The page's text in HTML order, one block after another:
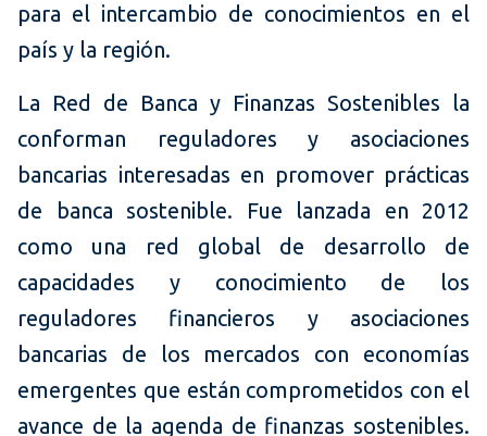
para el intercambio de conocimientos en el
país y la región.
La Red de Banca y Finanzas Sostenibles la
conforman reguladores y asociaciones
bancarias interesadas en promover prácticas
de banca sostenible. Fue lanzada en 2012
como una red global de desarrollo de
capacidades y conocimiento de los
reguladores financieros y asociaciones
bancarias de los mercados con economías
emergentes que están comprometidos con el
avance de la agenda de finanzas sostenibles.